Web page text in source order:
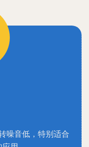
噪音低，特别适合